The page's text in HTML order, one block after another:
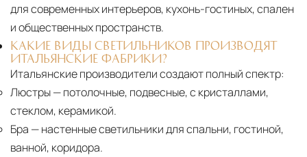
для современных интерьеров, кухонь-гостиных, спален
и общественных пространств.
КАКИЕ ВИДЫ СВЕТИЛЬНИКОВ ПРОИЗВОДЯТ
ИТАЛЬЯНСКИЕ ФАБРИКИ?
Итальянские производители создают полный спектр:
Люстры— потолочные, подвесные, с кристаллами,
стеклом, керамикой.
Бра — настенные светильники для спальни, гостиной,
ванной, коридора.